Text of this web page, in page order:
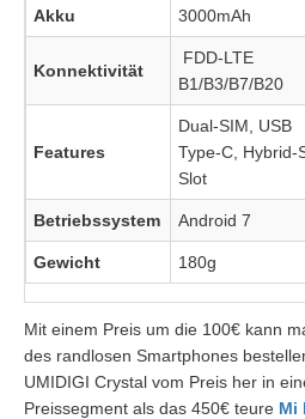
Akku 3000mAh
Konnektivität
FDD-LTE
B1/B3/B7/B20
Features
Dual-SIM, USB
Type-C, Hybrid-
Slot
Betriebssystem Android 7
Gewicht 180g
Mit einem Preis um die 100€ kann
des randlosen Smartphones
UMIDIGI Crystal vom Preis her in
Preissegment als das 450€ teure Mi